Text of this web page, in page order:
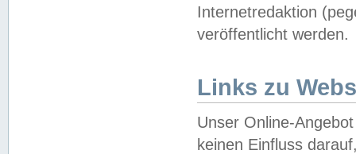
Internetredaktion
veröffentlicht werden.
Links zu
Unser Online-
keinen Einfluss